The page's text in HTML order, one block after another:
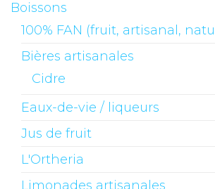
Boissons
100% FAN (fruit, artisanal,
Bières artisanales
Cidre
Eaux-de-vie / liqueurs
Jus de fruit
L'Ortheria
Limonades artisanales